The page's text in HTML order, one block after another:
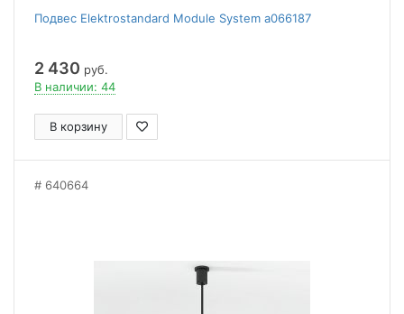
Подвес Elektrostandard Module System a066187
2 430 руб.
В наличии: 44
В корзину
640664